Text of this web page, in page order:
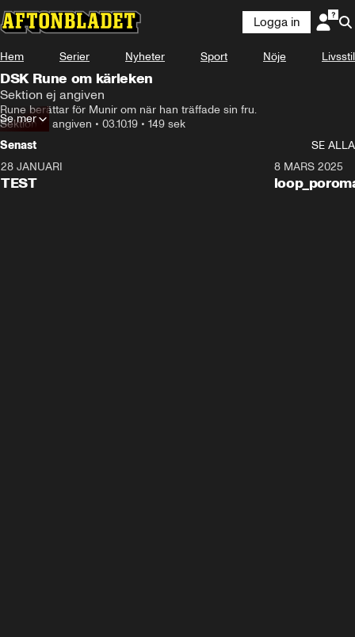
Logga in
Hem Serier Nyheter Sport Nöje Livsstil
DSK Rune om kärleken
Sektion ej angiven
Rune berättar för Munir om när han träffade sin fru.
Sektion ej angiven • 03.10.19 • 149 sek
Se mer
Senast
SE ALLA
28 JANUARI
TEST
8 MARS 2025